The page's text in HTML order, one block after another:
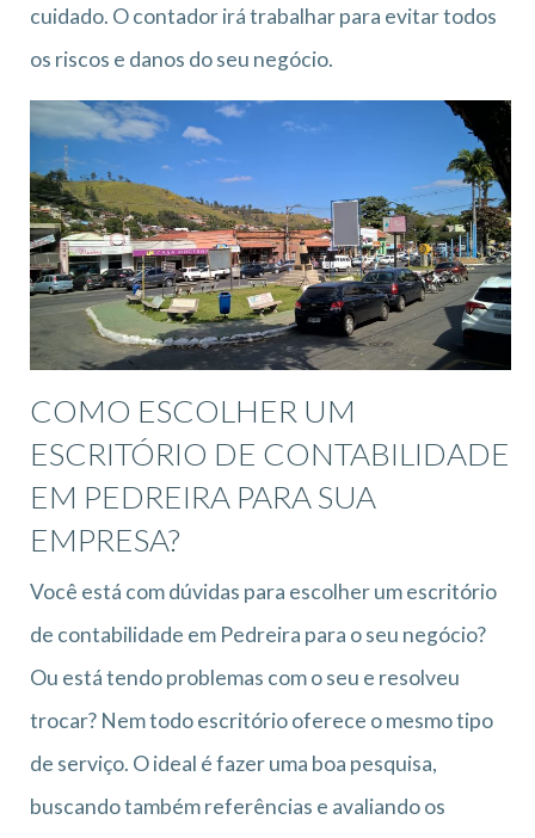
cuidado. O contador irá trabalhar para evitar todos
os riscos e danos do seu negócio.
COMO ESCOLHER UM
ESCRITÓRIO DE CONTABILIDADE
EM PEDREIRA PARA SUA
EMPRESA?
Você está com dúvidas para escolher um escritório
de contabilidade em Pedreira para o seu negócio?
Ou está tendo problemas com o seu e resolveu
trocar? Nem todo escritório oferece o mesmo tipo
de serviço. O ideal é fazer uma boa pesquisa,
buscando também referências e avaliando os